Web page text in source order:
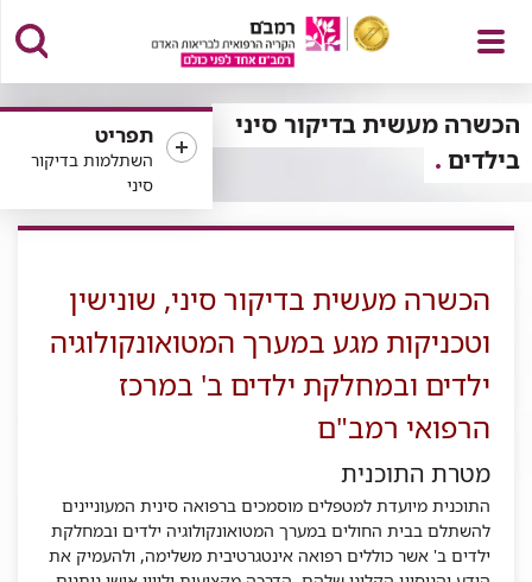
פתח
תפריט
תפריט
השתלמות בדיקור
סיני
הכשרה מעשית בדיקור סיני
בילדים
הכשרה מעשית בדיקור סיני, שונישין
וטכניקות מגע במערך המטואונקולוגיה
ילדים ובמחלקת ילדים ב' במרכז
הרפואי רמב"ם
מטרת התוכנית
התוכנית מיועדת למטפלים מוסמכים ברפואה סינית המעוניינים
להשתלם בבית החולים במערך המטואונקולוגיה ילדים ובמחלקת
ילדים ב' אשר כוללים רפואה אינטגרטיבית משלימה, ולהעמיק את